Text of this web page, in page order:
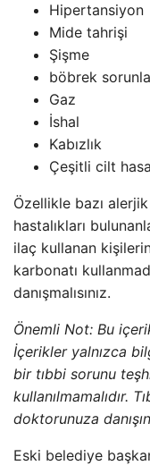
Hipertansiyon
Mide tahrişi
Şişme
böbrek
Gaz
İshal
Kabızlık
Çeşitli cilt
Özellikle bazı
hastalıkları
ilaç kullanan
karbonatı
danışmalısınız.
Önemli Not: Bu
İçerikler yalnızca
bir tıbbi sorunu
kullanılmamalıdır.
doktorunuza
Eski belediye